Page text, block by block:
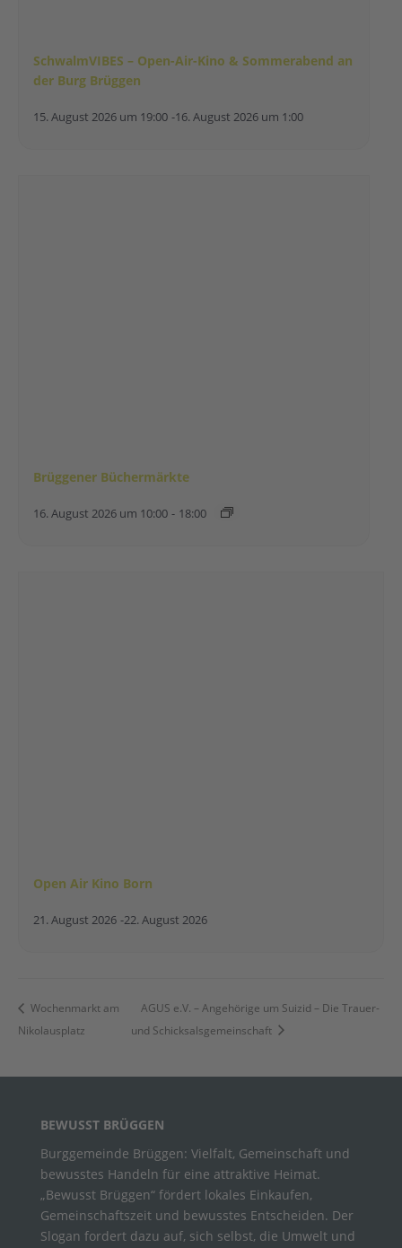
SchwalmVIBES – Open-Air-Kino & Sommerabend an
der Burg Brüggen
15. August 2026 um 19:00 -16. August 2026 um 1:00
Brüggener Büchermärkte
16. August 2026 um 10:00 - 18:00
Open Air Kino Born
21. August 2026 -22. August 2026
Wochenmarkt am
Nikolausplatz
AGUS e.V. – Angehörige um Suizid – Die Trauer-
und Schicksalsgemeinschaft
BEWUSST BRÜGGEN
Burggemeinde Brüggen: Vielfalt, Gemeinschaft und
bewusstes Handeln für eine attraktive Heimat.
„Bewusst Brüggen“ fördert lokales Einkaufen,
Gemeinschaftszeit und bewusstes Entscheiden. Der
Slogan fordert dazu auf, sich selbst, die Umwelt und